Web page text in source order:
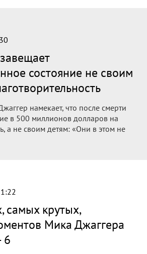
состояние не своим
намекает, что после смерти
в 500 миллионов долларов на
а не своим детям: «Они в этом не
самых крутых,
Мика Джаггера
6